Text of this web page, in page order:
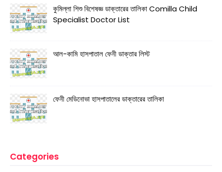
কুমিল্লা শিশু বিশেষজ্ঞ ডাক্তারের তালিকা Comilla Child
Specialist Doctor List
আল-কামি হাসপাতাল ফেনী ডাক্তার লিস্ট
ফেনী মেডিনোভা হাসপাতালের ডাক্তারের তালিকা
Categories